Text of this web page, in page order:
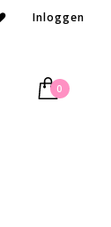
Inloggen
0